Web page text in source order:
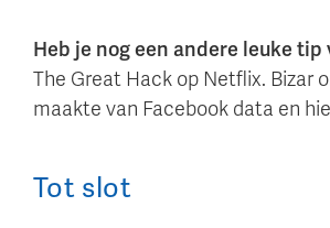
Heb je nog een andere leuke tip
The Great Hack op Netflix. Bizar
maakte van Facebook data en
Tot slot